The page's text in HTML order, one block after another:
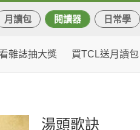
月讀包 閱讀器 日常學
雜誌抽大獎 買TCL送月讀包
湯頭歌訣